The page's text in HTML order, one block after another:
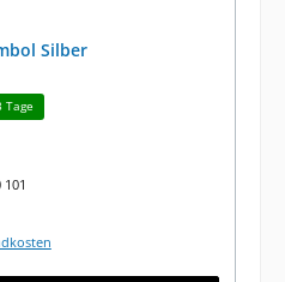
Silber
Tage